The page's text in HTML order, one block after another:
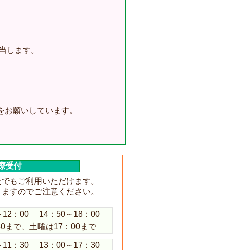
ます。
願いしています。
受付
もご利用いただけます。
すのでご注意ください。
12：00
14：50～18：00
まで、土曜は17：00まで
11：30
13：00～17：30